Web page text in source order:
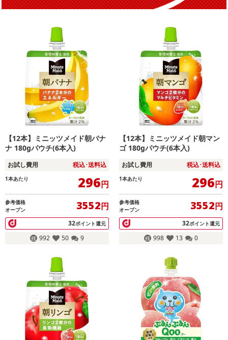
【12本】ミニッツメイド朝バナ
ナ 180gパウチ(6本入)
お試し費用 税込･送料込
1本あたり 296円
参考価格
オープン
3552円
32ポイント還元
992 50 9
【12本】ミニッツメイド朝マン
ゴ 180gパウチ(6本入)
お試し費用 税込･送料込
1本あたり 296円
参考価格
オープン
3552円
32ポイント還元
998 13 0